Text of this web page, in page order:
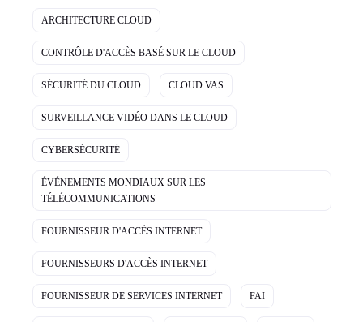
ARCHITECTURE CLOUD
CONTRÔLE D'ACCÈS BASÉ SUR LE CLOUD
SÉCURITÉ DU CLOUD CLOUD VAS
SURVEILLANCE VIDÉO DANS LE CLOUD
CYBERSÉCURITÉ
ÉVÉNEMENTS MONDIAUX SUR LES
TÉLÉCOMMUNICATIONS
FOURNISSEUR D'ACCÈS INTERNET
FOURNISSEURS D'ACCÈS INTERNET
FOURNISSEUR DE SERVICES INTERNET FAI